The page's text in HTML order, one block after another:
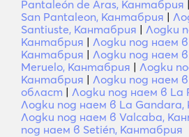
Pantaleón de Aras, Кантабрия |
San Pantaleon, Кантабрия |
Santiuste, Кантабрия | Лодки
Кантабрия | Лодки под наем
Кантабрия | Лодки под наем
Meruelo, Кантабрия | Лодки
Кантабрия | Лодки под наем
област | Лодки под наем в La
Лодки под наем в La
Лодки под наем в Valcaba,
под наем в Setién, Кантабрия